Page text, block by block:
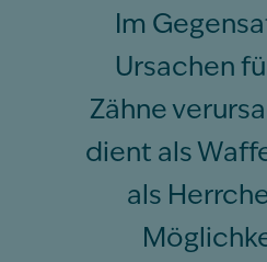
Im
Ursachen
Zähne
dient als
als